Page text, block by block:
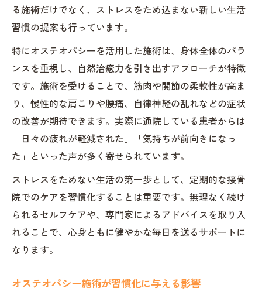
る施術だけでなく、ストレスをため込まない新しい生活
習慣の提案も行っています。
特にオステオパシーを活用した施術は、身体全体のバラ
ンスを重視し、自然治癒力を引き出すアプローチが特徴
です。施術を受けることで、筋肉や関節の柔軟性が高ま
り、慢性的な肩こりや腰痛、自律神経の乱れなどの症状
の改善が期待できます。実際に通院している患者からは
「日々の疲れが軽減された」「気持ちが前向きになっ
た」といった声が多く寄せられています。
ストレスをためない生活の第一歩として、定期的な接骨
院でのケアを習慣化することは重要です。無理なく続け
られるセルフケアや、専門家によるアドバイスを取り入
れることで、心身ともに健やかな毎日を送るサポートに
なります。
オステオパシー施術が習慣化に与える影響